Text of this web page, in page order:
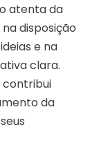
atenta da
disposição
e na
clara.
contribui
da